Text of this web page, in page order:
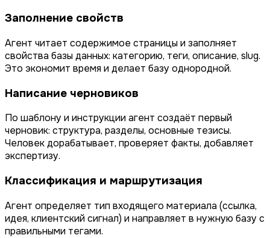
Заполнение свойств
Агент читает содержимое страницы и заполняет
свойства базы данных: категорию, теги, описание, slug.
Это экономит время и делает базу однородной.
Написание черновиков
По шаблону и инструкции агент создаёт первый
черновик: структура, разделы, основные тезисы.
Человек дорабатывает, проверяет факты, добавляет
экспертизу.
Классификация и маршрутизация
Агент определяет тип входящего материала (ссылка,
идея, клиентский сигнал) и направляет в нужную базу с
правильными тегами.